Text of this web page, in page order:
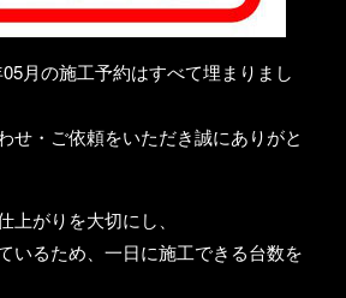
月の施工予約はすべて埋まりまし
せ・ご依頼をいただき誠にありがと
上がりを大切にし、
いるため、一日に施工できる台数を